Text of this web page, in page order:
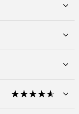
☆☆☆☆☆
★★★★★